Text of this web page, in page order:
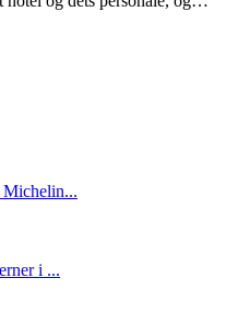
Michelin...
i ...